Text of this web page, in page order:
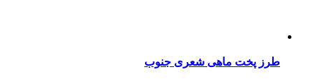
طرز پخت ماهی شعری جنوب